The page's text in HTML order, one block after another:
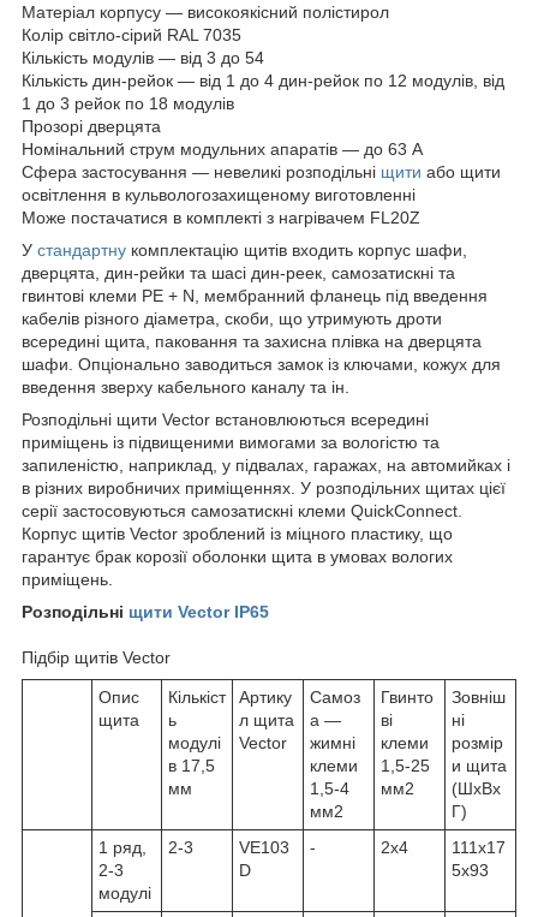
Матеріал корпусу — високоякісний полістирол
Колір світло-сірий RAL 7035
Кількість модулів — від 3 до 54
Кількість дин-рейок — від 1 до 4 дин-рейок по 12 модулів, від
1 до 3 рейок по 18 модулів
Прозорі дверцята
Номінальний струм модульних апаратів — до 63 А
Сфера застосування — невеликі розподільні щити або щити
освітлення в кульвологозахищеному виготовленні
Може постачатися в комплекті з нагрівачем FL20Z
У стандартну комплектацію щитів входить корпус шафи,
дверцята, дин-рейки та шасі дин-реек, самозатискні та
гвинтові клеми PE + N, мембранний фланець під введення
кабелів різного діаметра, скоби, що утримують дроти
всередині щита, паковання та захисна плівка на дверцята
шафи. Опціонально заводиться замок із ключами, кожух для
введення зверху кабельного каналу та ін.
Розподільні щити Vector встановлюються всередині
приміщень із підвищеними вимогами за вологістю та
запиленістю, наприклад, у підвалах, гаражах, на автомийках і
в різних виробничих приміщеннях. У розподільних щитах цієї
серії застосовуються самозатискні клеми QuickConnect.
Корпус щитів Vector зроблений із міцного пластику, що
гарантує брак корозії оболонки щита в умовах вологих
приміщень.
Розподільні щити Vector IP65
Підбір щитів Vector
Опис
щита
Кількіст
ь
модулі
в 17,5
мм
Артику
л щита
Vector
Самоз
а —
жимні
клеми
1,5-4
мм2
Гвинто
ві
клеми
1,5-25
мм2
Зовніш
ні
розмір
и щита
(ШхВх
Г)
1 ряд,
2-3
модулі
2-3
VE103
D
- 2x4
111x17
5x93